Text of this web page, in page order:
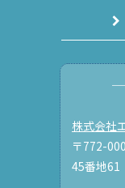
株式会社
〒772-
45番地61